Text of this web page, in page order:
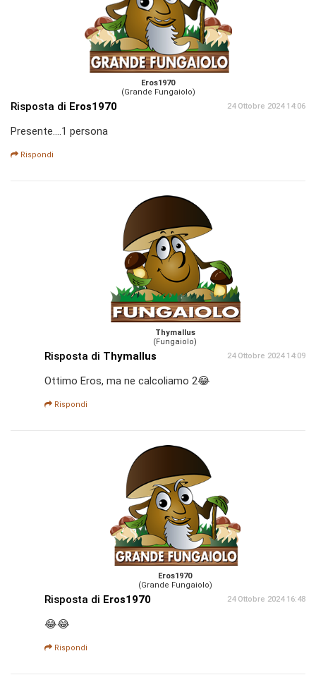
Eros1970
(Grande Fungaiolo)
Risposta di Eros1970 24 Ottobre 2024 14:06
Presente....1 persona
Rispondi
Thymallus
(Fungaiolo)
Risposta di Thymallus 24 Ottobre 2024 14:09
Ottimo Eros, ma ne calcoliamo 2😂
Rispondi
Eros1970
(Grande Fungaiolo)
Risposta di Eros1970 24 Ottobre 2024 16:48
😂😂
Rispondi